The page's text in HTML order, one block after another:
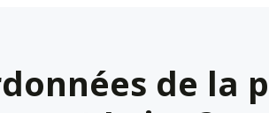
de la